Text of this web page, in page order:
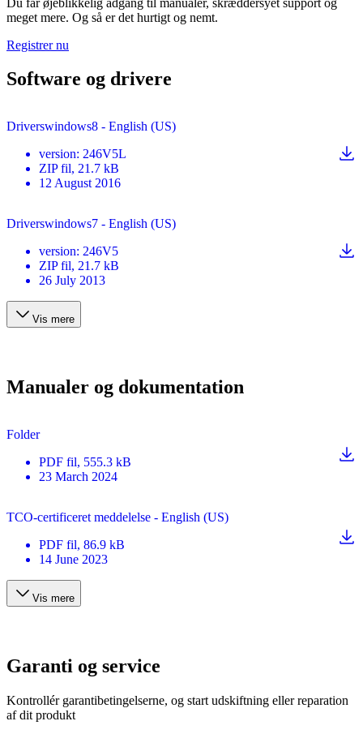
meget mere. Og så er det hurtigt og nemt.
Registrer nu
Software og drivere
Driverswindows8 - English (US)
version: 246V5L
ZIP fil, 21.7 kB
12 August 2016
Driverswindows7 - English (US)
version: 246V5
ZIP fil, 21.7 kB
26 July 2013
Vis mere
Manualer og dokumentation
Folder
PDF fil, 555.3 kB
23 March 2024
TCO-certificeret meddelelse - English (US)
PDF fil, 86.9 kB
14 June 2023
Vis mere
Garanti og service
Kontrollér garantibetingelserne, og start udskiftning eller reparation
af dit produkt